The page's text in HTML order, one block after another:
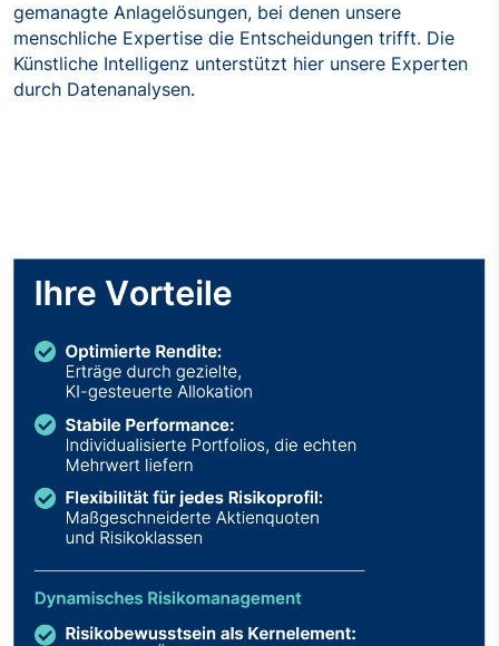
gemanagte Anlagelösungen, bei denen unsere
menschliche Expertise die Entscheidungen trifft. Die
Künstliche Intelligenz unterstützt hier unsere Experten
durch Datenanalysen.